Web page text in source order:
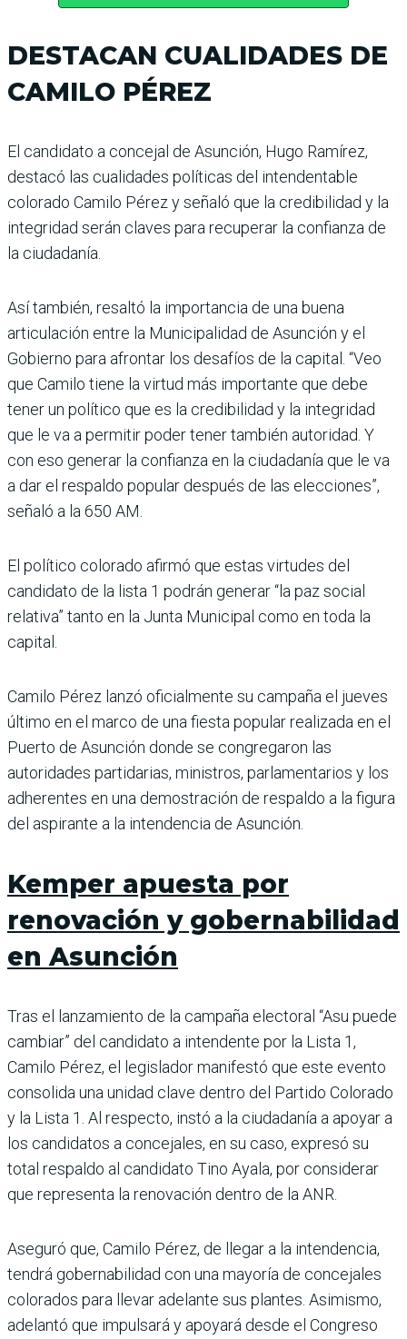
DESTACAN CUALIDADES DE
CAMILO PÉREZ
El candidato a concejal de Asunción, Hugo Ramírez,
destacó las cualidades políticas del intendentable
colorado Camilo Pérez y señaló que la credibilidad y la
integridad serán claves para recuperar la confianza de
la ciudadanía.
Así también, resaltó la importancia de una buena
articulación entre la Municipalidad de Asunción y el
Gobierno para afrontar los desafíos de la capital. “Veo
que Camilo tiene la virtud más importante que debe
tener un político que es la credibilidad y la integridad
que le va a permitir poder tener también autoridad. Y
con eso generar la confianza en la ciudadanía que le va
a dar el respaldo popular después de las elecciones”,
señaló a la 650 AM.
El político colorado afirmó que estas virtudes del
candidato de la lista 1 podrán generar “la paz social
relativa” tanto en la Junta Municipal como en toda la
capital.
Camilo Pérez lanzó oficialmente su campaña el jueves
último en el marco de una fiesta popular realizada en el
Puerto de Asunción donde se congregaron las
autoridades partidarias, ministros, parlamentarios y los
adherentes en una demostración de respaldo a la figura
del aspirante a la intendencia de Asunción.
Kemper apuesta por
renovación y gobernabilidad
en Asunción
Tras el lanzamiento de la campaña electoral “Asu puede
cambiar” del candidato a intendente por la Lista 1,
Camilo Pérez, el legislador manifestó que este evento
consolida una unidad clave dentro del Partido Colorado
y la Lista 1. Al respecto, instó a la ciudadanía a apoyar a
los candidatos a concejales, en su caso, expresó su
total respaldo al candidato Tino Ayala, por considerar
que representa la renovación dentro de la ANR.
Aseguró que, Camilo Pérez, de llegar a la intendencia,
tendrá gobernabilidad con una mayoría de concejales
colorados para llevar adelante sus plantes. Asimismo,
adelantó que impulsará y apoyará desde el Congreso